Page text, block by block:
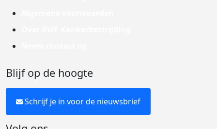
Blijf op de hoogte
Schrijf je in voor de nieuwsbrief